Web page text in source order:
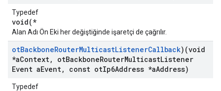
Typedef
void(*
Alan Adı Ön Eki her değiştiğinde işaretçi de çağrılır.
otBackboneRouterMulticastListenerCallback)(void
*aContext, otBackboneRouterMulticastListener
Event aEvent, const otIp6Address *aAddress)
Typedef